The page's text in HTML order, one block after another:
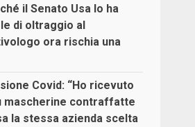
il Senato Usa lo ha
di oltraggio al
ora rischia una
Covid: “Ho ricevuto
mascherine contraffatte
la stessa azienda scelta